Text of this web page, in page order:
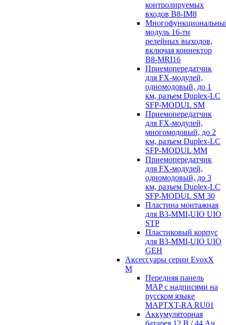
контролируемых
входов B8-IM8
модуль 16-ти
релейных выходов,
включая коннектор
B8-MRI16
Приемопередатчик
для FX-модулей,
одномодовый, до 1
км, разъем Duplex-LC
SFP-MODUL SM
Приемопередатчик
для FX-модулей,
многомодовый, до 2
км, разъем Duplex-LC
SFP-MODUL MM
Приемопередатчик
для FX-модулей,
одномодовый, до 3
км, разъем Duplex-LC
SFP-MODUL SM 30
Пластина монтажная
для B3-MMI-UIO UIO
STP
Пластиковый корпус
для B3-MMI-UIO UIO
GEH
Аксессуары серии EvoxX
M
Передняя панель
MAP с надписями на
русском языке
MAPTXT-RA RU01
Аккумуляторная
батарея 12 В / 44 Aч